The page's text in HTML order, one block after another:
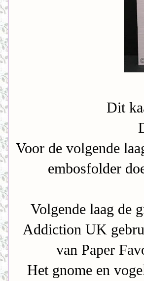
Dit
Voor de volgende
embosfolder
Volgende laag de
Addiction UK
van Paper
Het gnome en